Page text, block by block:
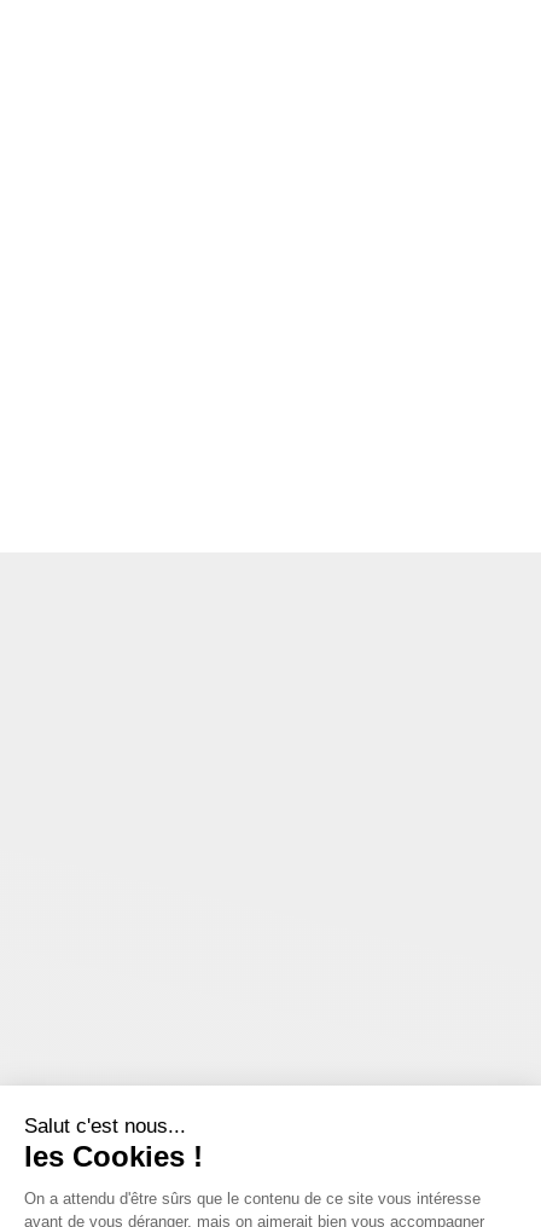
Salut c'est nous...
les Cookies !
On a attendu d'être sûrs que le contenu de ce site vous intéresse
avant de vous déranger, mais on aimerait bien vous accompagner